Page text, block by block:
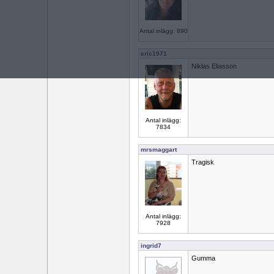
Antal inlägg: 890
eric1971
Antal inlägg:
7834
Niklas Eliasson
mrsmaggart
Antal inlägg:
7928
Tragisk
ingrid7
Gumma